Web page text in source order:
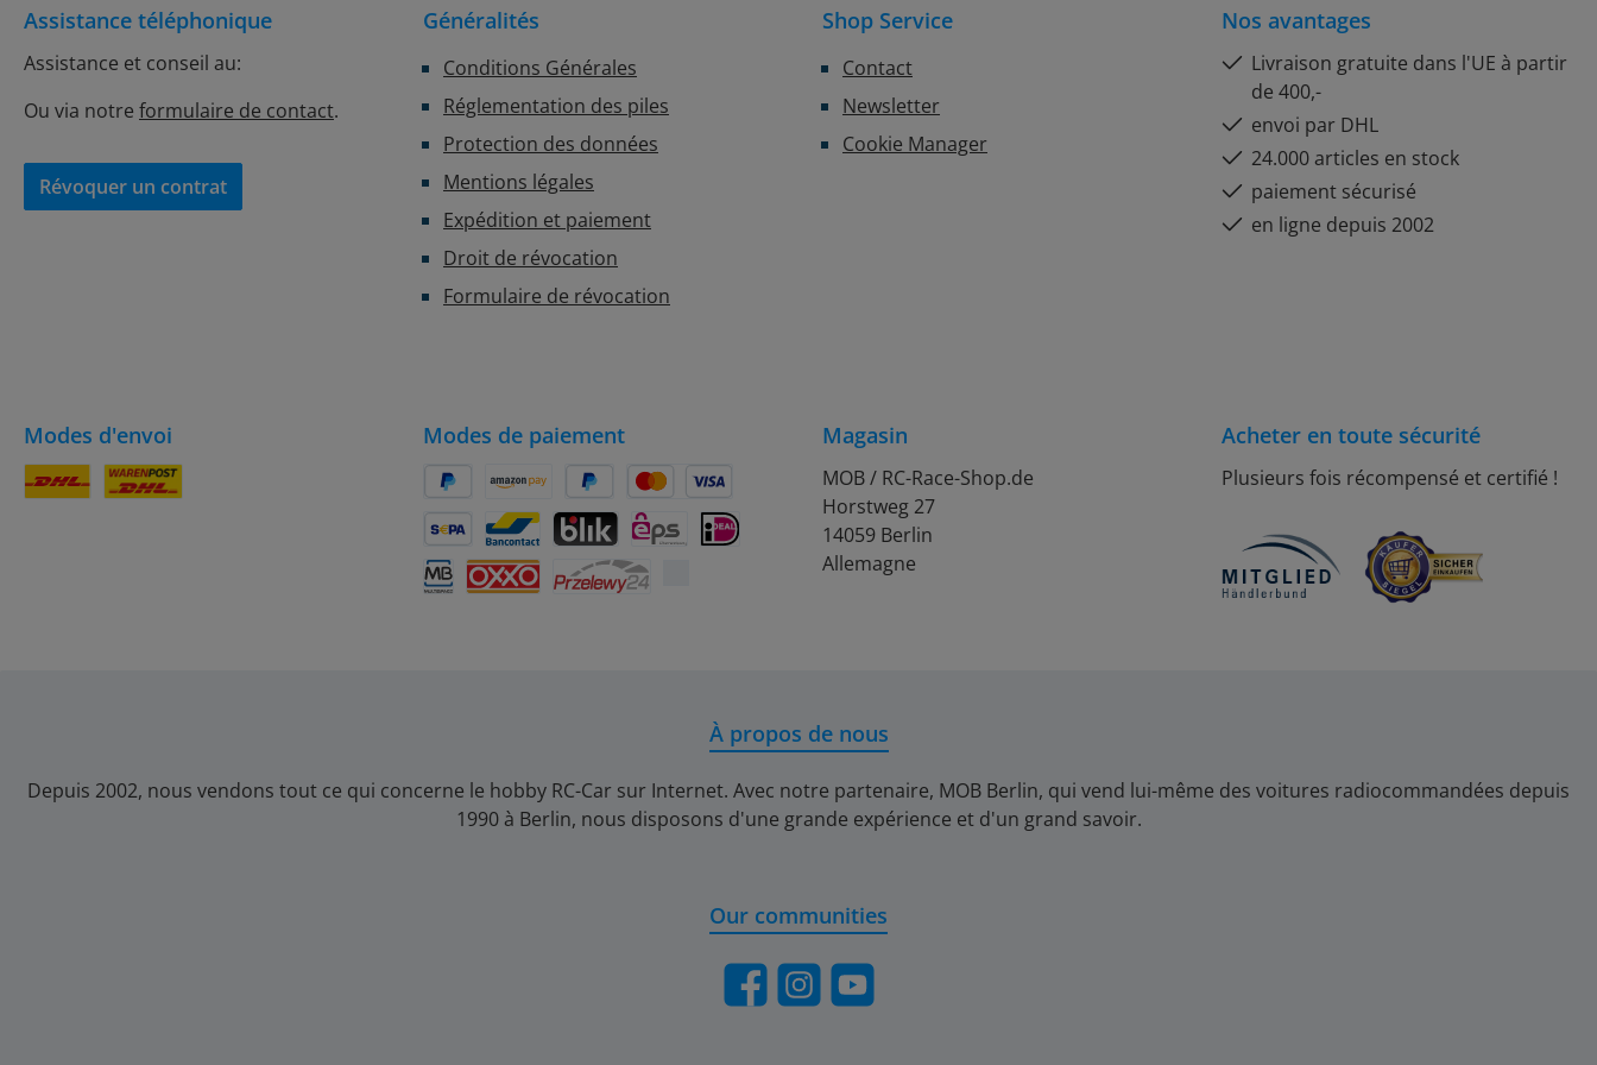
Assistance téléphonique
Assistance et conseil au:
Ou via notre formulaire de contact.
Révoquer un contrat
Généralités
Conditions Générales
Réglementation des piles
Protection des données
Mentions légales
Expédition et paiement
Droit de révocation
Formulaire de révocation
Shop Service
Contact
Newsletter
Cookie Manager
Nos avantages
Livraison gratuite dans l'UE à partir
de 400,-
envoi par DHL
24.000 articles en stock
paiement sécurisé
en ligne depuis 2002
Modes d'envoi Modes de paiement
Amazon PaySpäter BezahlenKredit- oder Debitkarte
SEPA Lastschrift
Bancontact
BLIK eps
Magasin
MOB / RC-Race-Shop.de
Horstweg 27
14059 Berlin
Allemagne
Acheter en toute sécurité
Plusieurs fois récompensé et certifié !
À propos de nous
Depuis 2002, nous vendons tout ce qui concerne le hobby RC-Car sur Internet. Avec notre partenaire, MOB Berlin, qui vend lui-même des voitures radiocommandées depuis
1990 à Berlin, nous disposons d'une grande expérience et d'un grand savoir.
Our communities
FacebookInstagramYouTube